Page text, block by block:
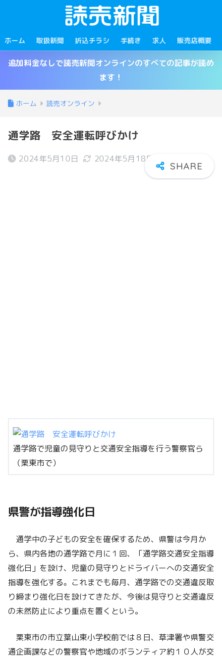
ホーム 取扱新聞 折込チラシ 手続き 求人 販売店概要
追加料金なしで読売新聞オンラインのすべての記事が読め
ます！
ホーム 読売オンライン
通学路 安全運転呼びかけ
2024年5月10日 2024年5月18日
通学路で児童の見守りと交通安全指導を行う警察官ら
（栗東市で）
県警が指導強化日
通学中の子どもの安全を確保するため、県警は今月か
ら、県内各地の通学路で月に１回、「通学路交通安全指導
強化日」を設け、児童の見守りとドライバーへの交通安全
指導を強化する。これまでも毎月、通学路での交通違反取
り締まり強化日を設けてきたが、今後は見守りと交通違反
の未然防止により重点を置くという。
栗東市の市立葉山東小学校前では８日、草津署や県警交
通企画課などの警察官や地域のボランティア約１０人が交